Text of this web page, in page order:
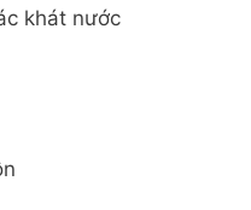
khát nước